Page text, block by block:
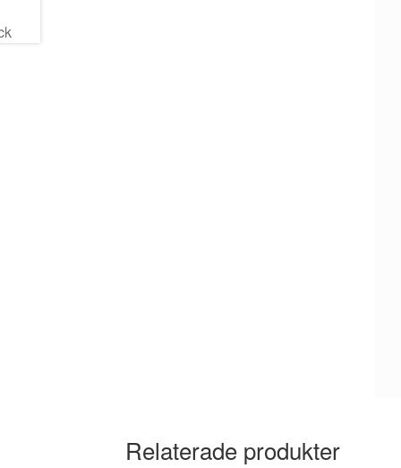
Relaterade produkter